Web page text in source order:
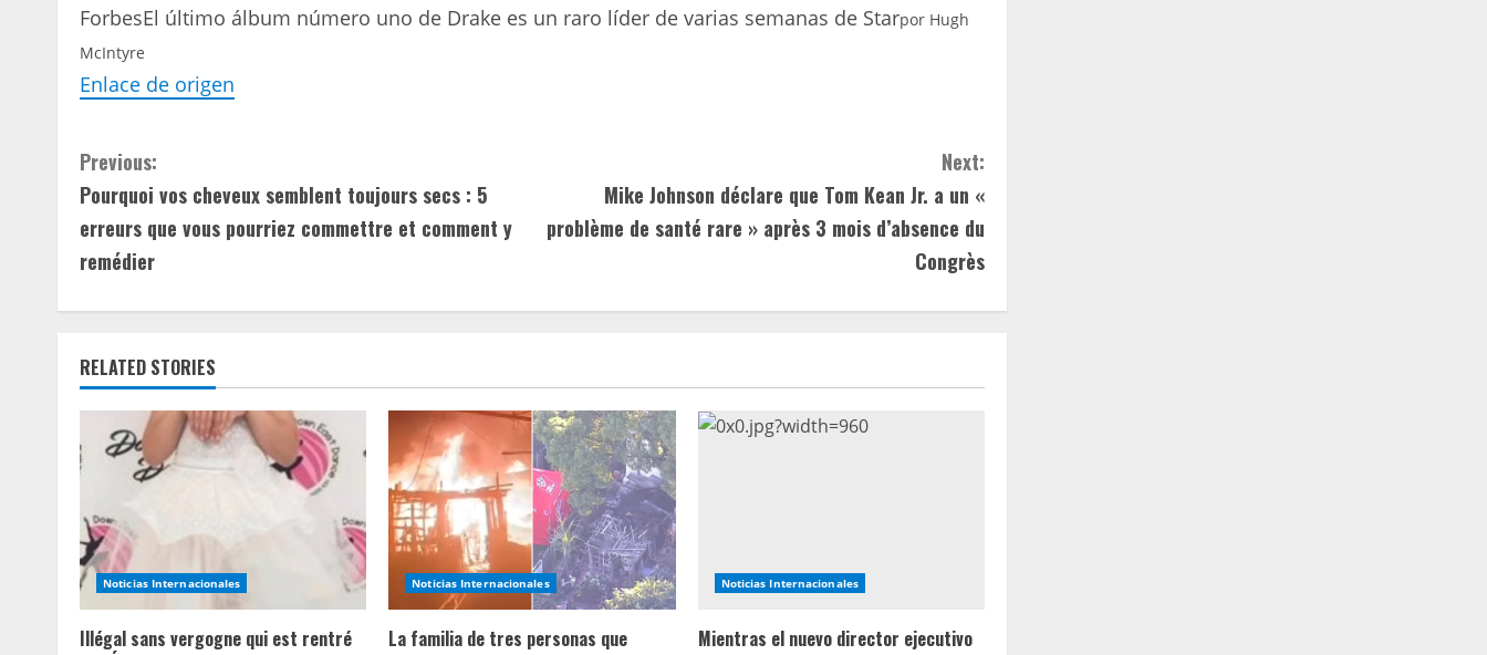
ForbesEl último álbum número uno de Drake es un raro líder de varias semanas de Starpor Hugh
McIntyre
Enlace de origen
C
o
n
t
i
n
u
R
e
a
Previous:
Pourquoi vos cheveux semblent toujours secs : 5
erreurs que vous pourriez commettre et comment y
remédier
Next:
Mike Johnson déclare que Tom Kean Jr. a un «
problème de santé rare » après 3 mois d’absence du
Congrès
RELATED STORIES
Noticias Internacionales
Illégal sans vergogne qui est rentré
Noticias Internacionales
La familia de tres personas que
Noticias Internacionales
Mientras el nuevo director ejecutivo